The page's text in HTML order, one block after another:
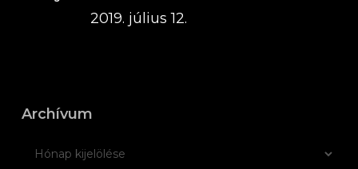
2019. július 12.
Archívum